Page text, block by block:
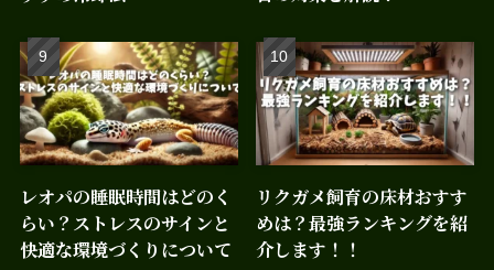
レオパの睡眠時間はどのく
らい？ストレスのサインと
快適な環境づくりについて
リクガメ飼育の床材おすす
めは？最強ランキングを紹
介します！！